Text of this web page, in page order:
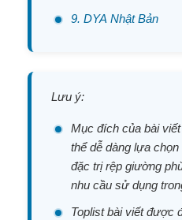
9. DYA Nhật Bản
Lưu ý:
Mục đích của bài
thể dễ dàng lựa
đặc trị rệp giường
nhu cầu sử dụng
Toplist bài viết được